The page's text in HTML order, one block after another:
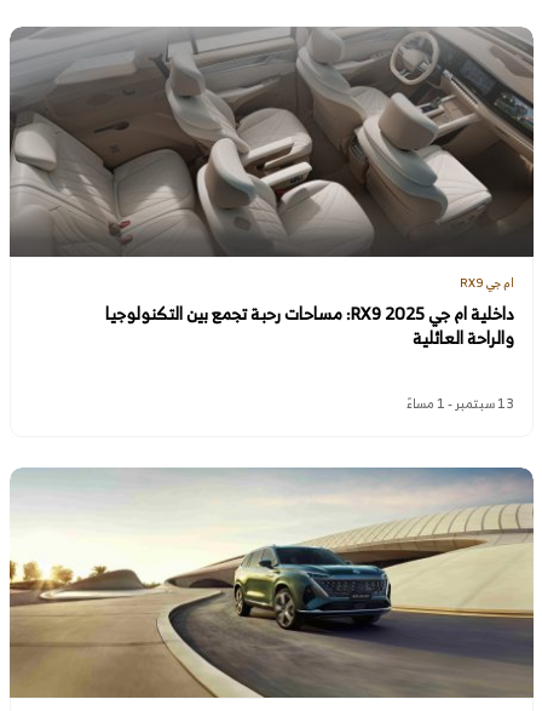
ام جي RX9
داخلية ام جي RX9 2025: مساحات رحبة تجمع بين التكنولوجيا
والراحة العائلية
13 سبتمبر - 1 مساءً